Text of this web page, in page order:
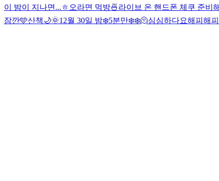
이 밤이 지나면...ㅎ 오라면 먹방🍜 라이브 온 핸드폰 체쿠 준비
잠깐🩵산책🌙🌞12월 30일 밤❄️5분만❄️❄️🫠심심하다요해피해